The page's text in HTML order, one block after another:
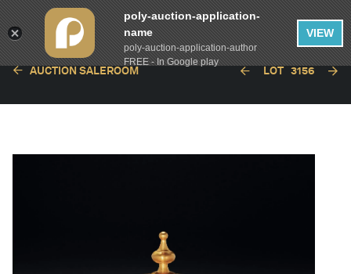
AUCTION SALEROOM LOT 3156
poly-auction-application-
name
poly-auction-application-author
FREE - In Google play
VIEW